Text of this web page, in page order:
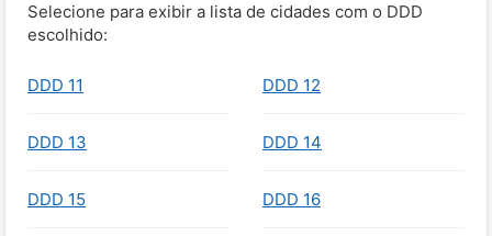
Selecione para exibir a lista de cidades com o DDD
escolhido:
DDD 11 DDD 12
DDD 13 DDD 14
DDD 15 DDD 16